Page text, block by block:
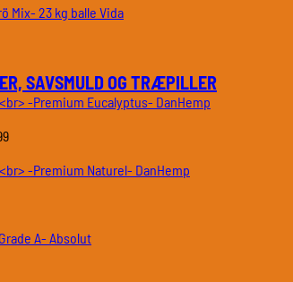
Vida
SAVSMULD OG TRÆPILLER
DanHemp
DanHemp
Absolut